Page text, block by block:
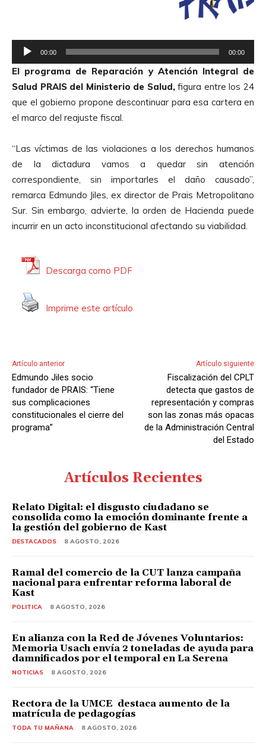
e
p
r
o
d
t
o
r
d
e
00:00 00:00
El programa de Reparación y Atención Integral de
Salud PRAIS del Ministerio de Salud,figura entre los 24
que el gobierno propone descontinuar para esa cartera en
el marco del reajuste fiscal.
“Las víctimas de las violaciones a los derechos humanos
de la dictadura vamos a quedar sin atención
correspondiente, sin importarles el daño causado”,
remarca Edmundo Jiles, ex director de Prais Metropolitano
Sur. Sin embargo, advierte, la orden de Hacienda puede
incurrir en un acto inconstitucional afectando su viabilidad.
Descarga como PDF
Imprime este artículo
Artículo anterior
Edmundo Jiles socio
fundador de PRAIS: “Tiene
sus complicaciones
constitucionales el cierre del
programa”
Artículo siguiente
Fiscalización del CPLT
detecta que gastos de
representación y compras
son las zonas más opacas
de la Administración Central
del Estado
Artículos Recientes
Relato Digital: el disgusto ciudadano se
consolida como la emoción dominante frente a
la gestión del gobierno de Kast
DESTACADOS 8 AGOSTO, 2026
Ramal del comercio de la CUT lanza campaña
nacional para enfrentar reforma laboral de
Kast
POLITICA 8 AGOSTO, 2026
En alianza con la Red de Jóvenes Voluntarios:
Memoria Usach envía 2 toneladas de ayuda para
damnificados por el temporal en La Serena
NOTICIAS 8 AGOSTO, 2026
Rectora de la UMCE destaca aumento de la
matrícula de pedagogías
TODA TU MAÑANA 8 AGOSTO, 2026